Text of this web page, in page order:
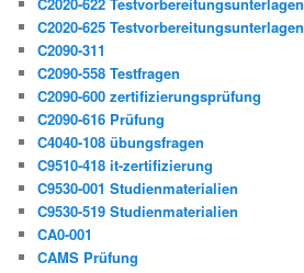
C2020-625 Testvorbereitungsunterlagen
C2090-311
C2090-558 Testfragen
C2090-600 zertifizierungsprüfung
C2090-616 Prüfung
C4040-108 übungsfragen
C9510-418 it-zertifizierung
C9530-001 Studienmaterialien
C9530-519 Studienmaterialien
CA0-001
CAMS Prüfung